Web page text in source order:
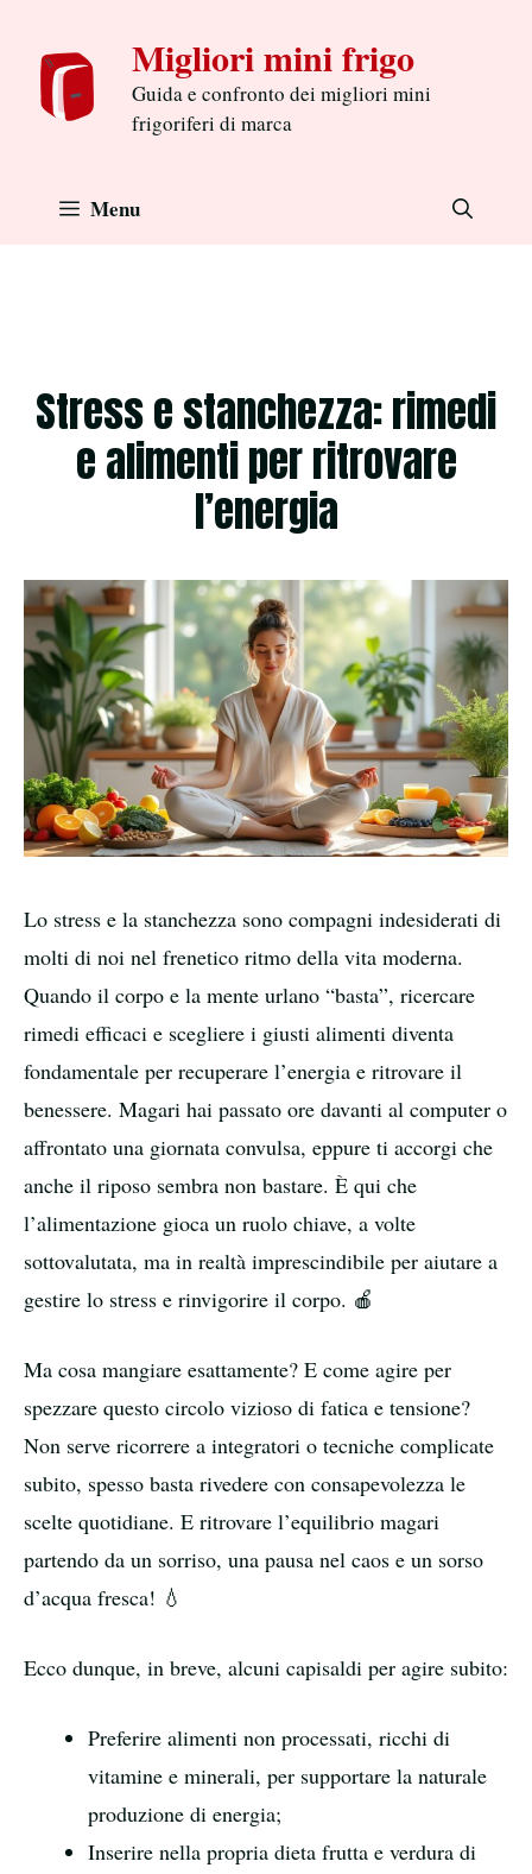
contenu
Migliori mini frigo
Guida e confronto dei migliori mini
frigoriferi di marca
Menu
Stress e stanchezza: rimedi
e alimenti per ritrovare
l’energia
Lo stress e la stanchezza sono compagni indesiderati di
molti di noi nel frenetico ritmo della vita moderna.
Quando il corpo e la mente urlano “basta”, ricercare
rimedi efficaci e scegliere i giusti alimenti diventa
fondamentale per recuperare l’energia e ritrovare il
benessere. Magari hai passato ore davanti al computer o
affrontato una giornata convulsa, eppure ti accorgi che
anche il riposo sembra non bastare. È qui che
l’alimentazione gioca un ruolo chiave, a volte
sottovalutata, ma in realtà imprescindibile per aiutare a
gestire lo stress e rinvigorire il corpo. 🍎
Ma cosa mangiare esattamente? E come agire per
spezzare questo circolo vizioso di fatica e tensione?
Non serve ricorrere a integratori o tecniche complicate
subito, spesso basta rivedere con consapevolezza le
scelte quotidiane. E ritrovare l’equilibrio magari
partendo da un sorriso, una pausa nel caos e un sorso
d’acqua fresca! 💧
Ecco dunque, in breve, alcuni capisaldi per agire subito:
Preferire alimenti non processati, ricchi di
vitamine e minerali, per supportare la naturale
produzione di energia;
Inserire nella propria dieta frutta e verdura di